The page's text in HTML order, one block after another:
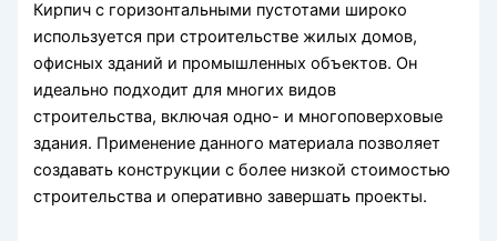
Кирпич с горизонтальными пустотами широко
используется при строительстве жилых домов,
офисных зданий и промышленных объектов. Он
идеально подходит для многих видов
строительства, включая одно- и многоповерховые
здания. Применение данного материала позволяет
создавать конструкции с более низкой стоимостью
строительства и оперативно завершать проекты.